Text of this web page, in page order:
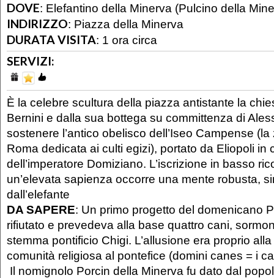
DOVE: Elefantino della Minerva (Pulcino della
INDIRIZZO: Piazza della Minerva
DURATA VISITA: 1 ora circa
SERVIZI:
È la celebre scultura della piazza antistante la
Bernini e dalla sua bottega su committenza di
sostenere l’antico obelisco dell’Iseo Campense (la
Roma dedicata ai culti egizi), portato da Eliopoli in
dell’imperatore Domiziano. L’iscrizione in basso
un’elevata sapienza occorre una mente robusta,
dall’elefante
DA SAPERE: Un primo progetto del domenicano
rifiutato e prevedeva alla base quattro cani,
stemma pontificio Chigi. L’allusione era proprio
comunità religiosa al pontefice (domini canes = i
Il nomignolo Porcin della Minerva fu dato dal